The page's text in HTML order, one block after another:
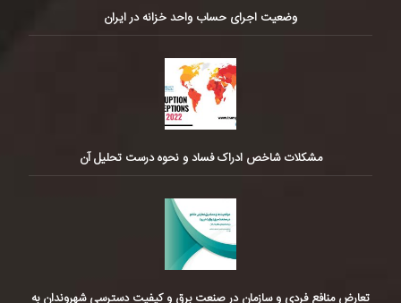
وضعیت اجرای حساب واحد خزانه در ایران
مشکلات شاخص ادراک فساد و نحوه درست تحلیل آن
تعارض منافع فردی و سازمان در صنعت برق و کیفیت دسترسی شهروندان به